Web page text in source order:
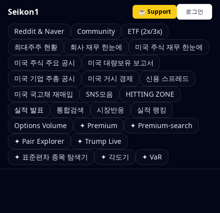
Seikon1 ☕ Support 로그인
Reddit & Naver Community
ETF (2x/3x)
최대주주 현황
회사 재무 한눈에
미국 주식 재무 한눈에
미국 주식 주요 공시
미국 대량보유 보고서
미국 기업 주총 공시
미국 거시 경제
신용 스프레드
미국 국고채 재매입
SNS모음
HITTING ZONE
실적 발표
통합검색 시장반응
실적 랭킹
Options Volume
✦ Premium
✦ Premium-search
✦ Pair Explorer
✦ Trump Live
✦ 표준편차 종목 탐색기
✦ 각도기 ✦ VaR